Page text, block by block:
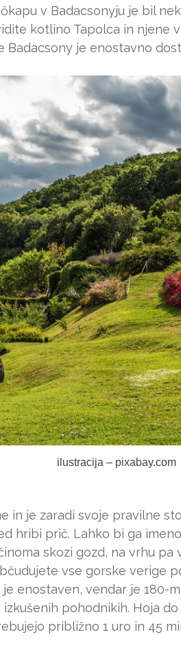
v Badacsonyju je bil
kotlino Tapolca in njene
Badacsony je enostavno
ilustracija – pixabay.com
in je zaradi svoje pravilne
hribi prič. Lahko bi ga
skozi gozd, na vrhu
vse gorske verige
enostaven, vendar je 180-
pohodnikih. Hoja
približno 1 uro in 45